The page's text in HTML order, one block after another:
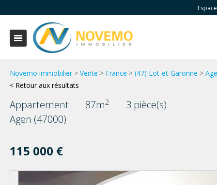
Novemo immobilier > Vente > France > (47) Lot-et-Garonne >
< Retour aux résultats
Appartement 87m2
3 pièce(s)
Agen (47000)
115 000 €